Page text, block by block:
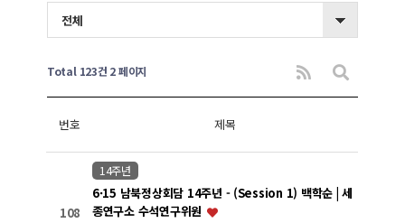
전체
Total 123건 2 페이지
번호 제목
108
14주년
6·15 남북정상회담 14주년 - (Session 1) 백학순 | 세
종연구소 수석연구위원